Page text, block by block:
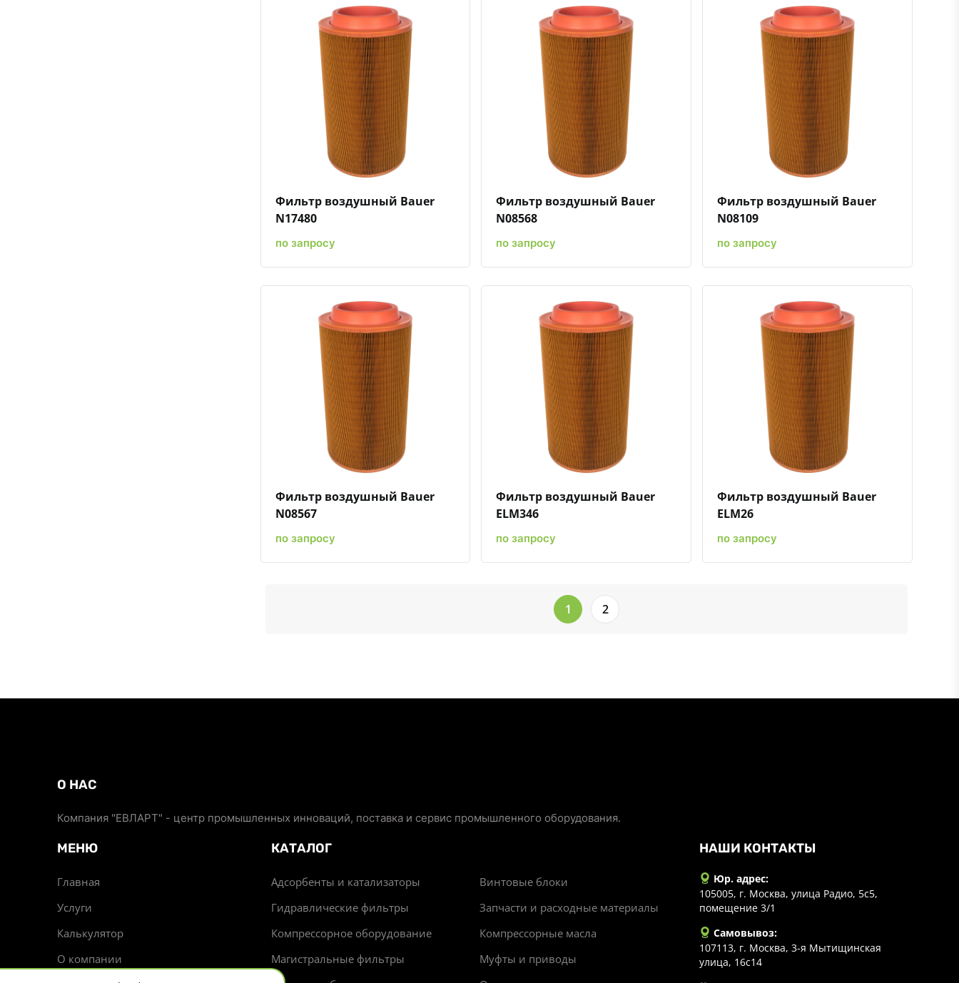
Быстрый просмотрДобавить к сравнениюДобавить в избранное
Фильтр воздушный Bauer
N17480
по запросу
Быстрый просмотрДобавить к сравнениюДобавить в избранное
Фильтр воздушный Bauer
N08568
по запросу
Быстрый просмотрДобавить к сравнениюДобавить в избранное
Фильтр воздушный Bauer
N08109
по запросу
Быстрый просмотрДобавить к сравнениюДобавить в избранное
Фильтр воздушный Bauer
N08567
по запросу
Быстрый просмотрДобавить к сравнениюДобавить в избранное
Фильтр воздушный Bauer
ELM346
по запросу
Быстрый просмотрДобавить к сравнениюДобавить в избранное
Фильтр воздушный Bauer
ELM26
по запросу
1 2
О НАС
Компания "ЕВЛАРТ" - центр промышленных инноваций, поставка и сервис промышленного оборудования.
МЕНЮ
Главная
Услуги
Калькулятор
О компании
КАТАЛОГ
Адсорбенты и катализаторы
Винтовые блоки
Гидравлические фильтры
Запчасти и расходные материалы
Компрессорное оборудование
Компрессорные масла
Магистральные фильтры
Муфты и приводы
НАШИ КОНТАКТЫ
Юр. адрес:
105005, г. Москва, улица Радио, 5с5,
помещение 3/1
Самовывоз:
107113, г. Москва, 3-я Мытищинская
улица, 16с14